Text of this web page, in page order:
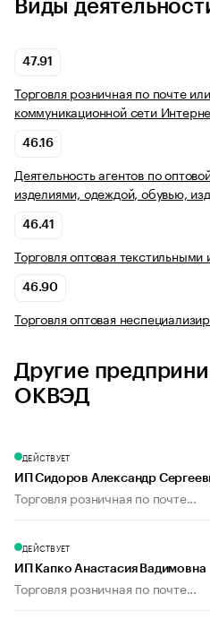
Виды
47.91
Торговля розничная по почте
коммуникационной сети
46.16
Деятельность агентов по
изделиями, одеждой, обувью,
46.41
Торговля оптовая текстильными
46.90
Торговля оптовая
Другие
ОКВЭД
ДЕЙСТВУЕТ
ИП Сидоров Александр
Торговля розничная по почте...
ДЕЙСТВУЕТ
ИП Капко Анастасия Вадимовна
Торговля розничная по почте...